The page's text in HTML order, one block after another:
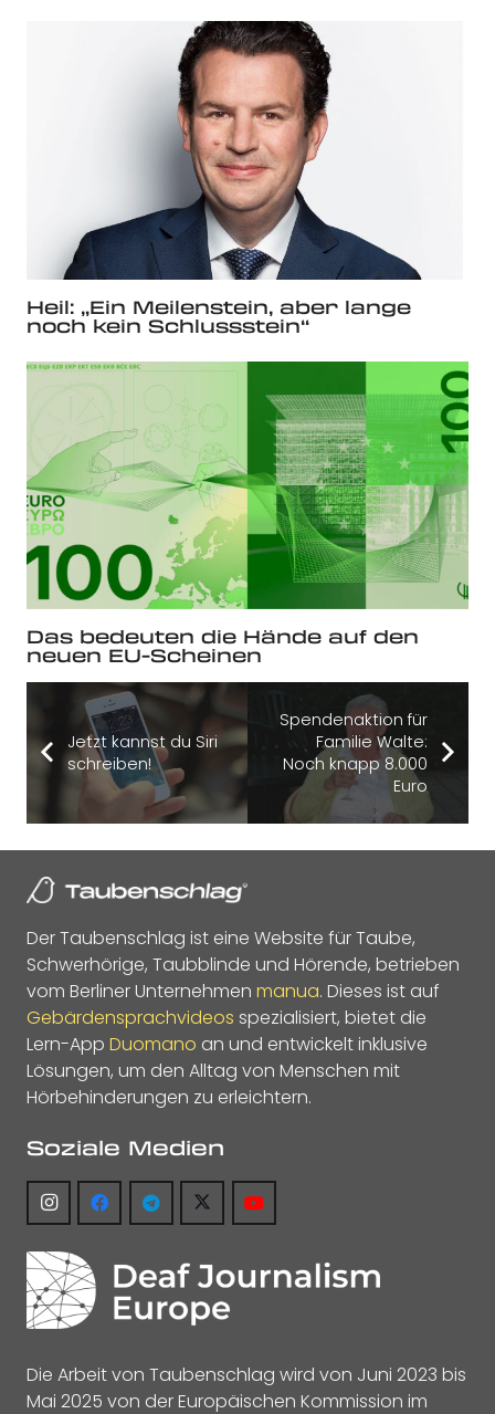
Heil: „Ein Meilenstein, aber lange
noch kein Schlussstein“
Das bedeuten die Hände auf den
neuen EU-Scheinen
Jetzt kannst du Siri
schreiben!
Spendenaktion für
Familie Walte:
Noch knapp 8.000
Euro
Der Taubenschlag ist eine Website für Taube,
Schwerhörige, Taubblinde und Hörende, betrieben
vom Berliner Unternehmen manua. Dieses ist auf
Gebärdensprachvideos spezialisiert, bietet die
Lern-App Duomano an und entwickelt inklusive
Lösungen, um den Alltag von Menschen mit
Hörbehinderungen zu erleichtern.
Soziale Medien
Die Arbeit von Taubenschlag wird von Juni 2023 bis
Mai 2025 von der Europäischen Kommission im